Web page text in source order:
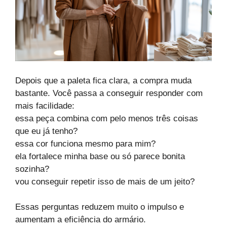
Depois que a paleta fica clara, a compra muda
bastante. Você passa a conseguir responder com
mais facilidade:
essa peça combina com pelo menos três coisas
que eu já tenho?
essa cor funciona mesmo para mim?
ela fortalece minha base ou só parece bonita
sozinha?
vou conseguir repetir isso de mais de um jeito?
Essas perguntas reduzem muito o impulso e
aumentam a eficiência do armário.